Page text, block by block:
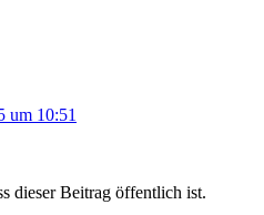
um 10:51
dieser Beitrag öffentlich ist.